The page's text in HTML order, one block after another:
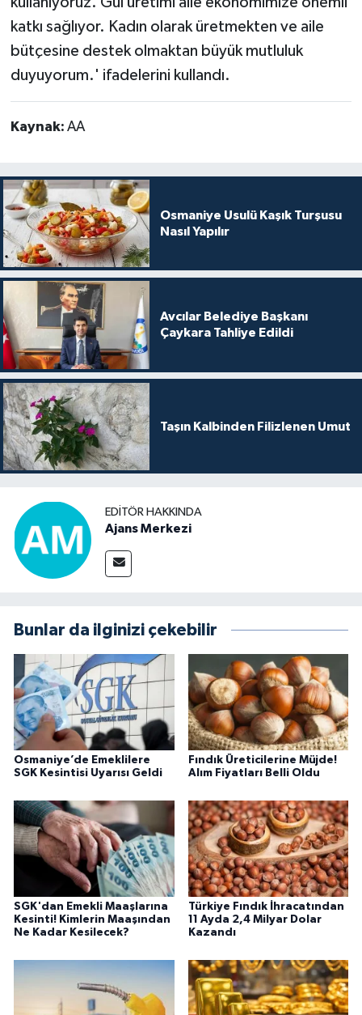
katkı sağlıyor. Kadın olarak üretmekten ve aile
bütçesine destek olmaktan büyük mutluluk
duyuyorum.' ifadelerini kullandı.
Kaynak: AA
Osmaniye Usulü Kaşık Turşusu
Nasıl Yapılır
Avcılar Belediye Başkanı
Çaykara Tahliye Edildi
Taşın Kalbinden Filizlenen Umut
EDITÖR HAKKINDA
Ajans Merkezi
Bunlar da ilginizi çekebilir
Osmaniye’de Emeklilere
SGK Kesintisi Uyarısı Geldi
Fındık Üreticilerine Müjde!
Alım Fiyatları Belli Oldu
SGK'dan Emekli Maaşlarına
Kesinti! Kimlerin Maaşından
Ne Kadar Kesilecek?
Türkiye Fındık İhracatından
11 Ayda 2,4 Milyar Dolar
Kazandı